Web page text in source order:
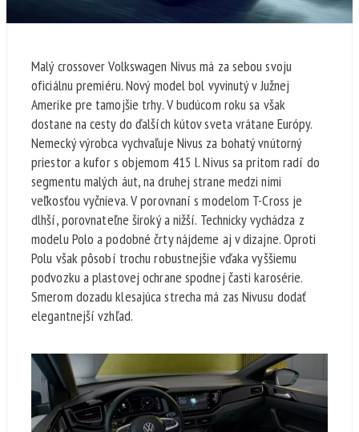
Malý crossover Volkswagen Nivus má za sebou svoju
oficiálnu premiéru. Nový model bol vyvinutý v Južnej
Amerike pre tamojšie trhy. V budúcom roku sa však
dostane na cesty do ďalších kútov sveta vrátane Európy.
Nemecký výrobca vychvaľuje Nivus za bohatý vnútorný
priestor a kufor s objemom 415 l. Nivus sa pritom radí do
segmentu malých áut, na druhej strane medzi nimi
veľkosťou vyčnieva. V porovnaní s modelom T-Cross je
dlhší, porovnateľne široký a nižší. Technicky vychádza z
modelu Polo a podobné črty nájdeme aj v dizajne. Oproti
Polu však pôsobí trochu robustnejšie vďaka vyššiemu
podvozku a plastovej ochrane spodnej časti karosérie.
Smerom dozadu klesajúca strecha má zas Nivusu dodať
elegantnejší vzhľad.